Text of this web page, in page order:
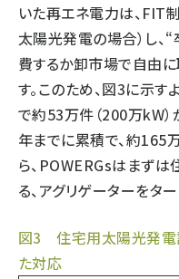
いた再エネ電力は、FIT
太陽光発電の場合）し、
費するか卸市場で自由
す。このため、図3に示
で約53万件（200万kW
年までに累積で、約165
ら、POWERGsはまず
る、アグリゲーターをター
図3 住宅用太陽光発電
た対応